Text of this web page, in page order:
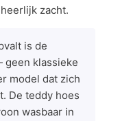
zacht.
is de
klassieke
model dat zich
De teddy hoes
wasbaar in